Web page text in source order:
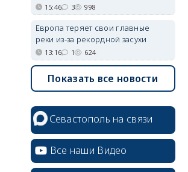
15:46 3 998
Европа теряет свои главные
реки из-за рекордной засухи
13:16 1 624
Показать все новости
Севастополь на связи
Все наши Видео